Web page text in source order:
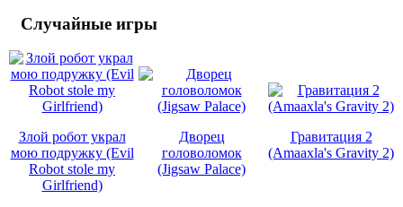
Случайные игры
Злой робот украл
мою подружку (Evil
Robot stole my
Girlfriend)
Дворец
головоломок
(Jigsaw Palace)
Гравитация 2
(Amaaxla's Gravity 2)